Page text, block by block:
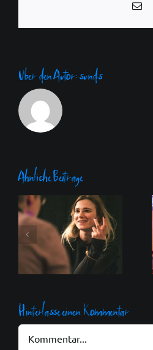
E-
Über den Autor:sunds
Ähnliche Beiträge
Walpodencekalender
2025
Hinterlasse einen Kommentar